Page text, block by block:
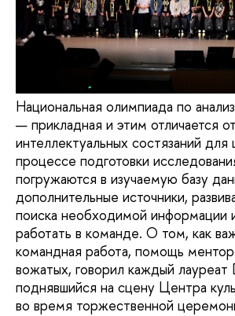
Национальная олимпиада по
— прикладная и этим отличается
интеллектуальных состязаний для
процессе подготовки
погружаются в изучаемую базу
дополнительные источники,
поиска необходимой информации
работать в команде. О том, как
командная работа, помощь
вожатых, говорил каждый лауреат
поднявшийся на сцену Центра
во время торжественной